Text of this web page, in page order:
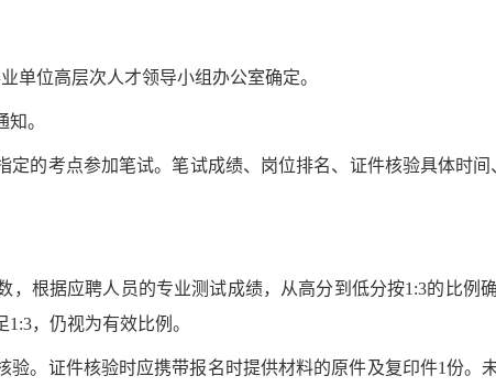
单位高层次人才领导小组办公室确定。
。
定的考点参加笔试。笔试成绩、岗位排名、 证件核验具体时间
，根据应聘人员的专业测试成绩，从高分到低分按1:3的比例
1:3，仍视为有效比例。
验。 证件核验时应携带报名时提供材料的原件及复印件1份。